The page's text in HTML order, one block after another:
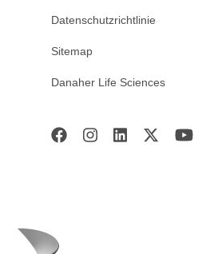
Datenschutzrichtlinie
Sitemap
Danaher Life Sciences